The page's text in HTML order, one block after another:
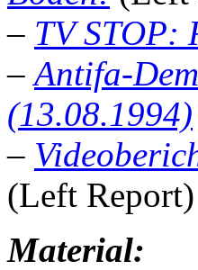
– TV STOP:
–Antifa-
(13.08.1994)
–
(Left Report)
Material: